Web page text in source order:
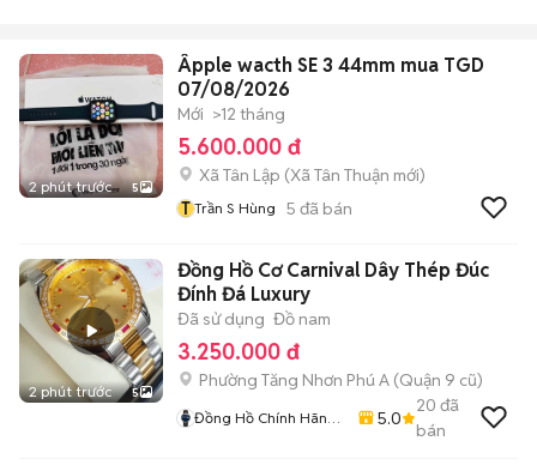
2 phút trước 5
Âpple wacth SE 3 44mm mua TGD
07/08/2026
Mới >12 tháng
5.600.000 đ
Xã Tân Lập (Xã Tân Thuận mới)
T Trần S Hùng 5 đã bán
2 phút trước 5
Đồng Hồ Cơ Carnival Dây Thép Đúc
Đính Đá Luxury
Đã sử dụng Đồ nam
3.250.000 đ
Phường Tăng Nhơn Phú A (Quận 9 cũ)
Đồng Hồ Chính Hãng
5.0
20 đã
bán